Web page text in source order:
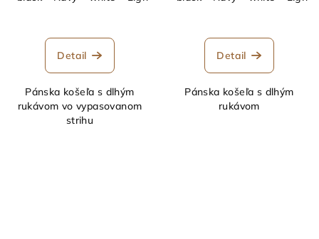
Detail
Pánska košeľa s dlhým
rukávom vo vypasovanom
strihu
Detail
Pánska košeľa s dlhým
rukávom